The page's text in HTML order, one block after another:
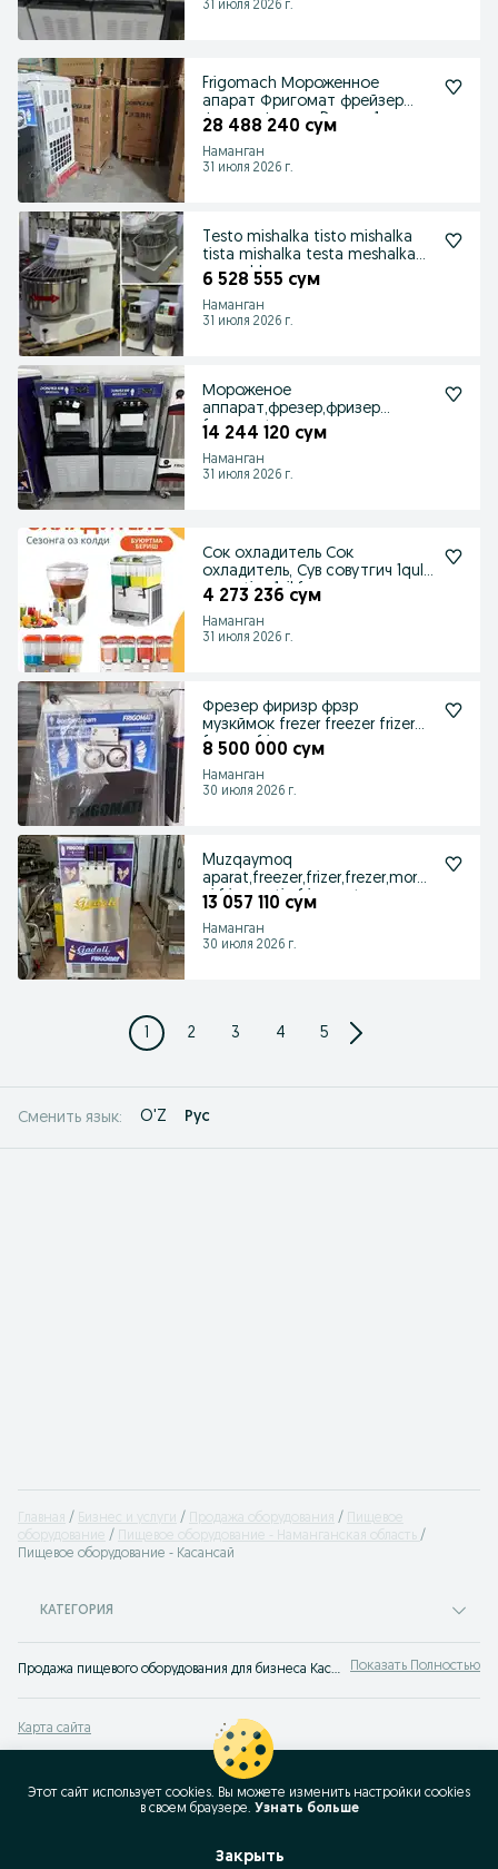
31 июля 2026 г.
Frigomach Мороженное
апарат Фригомат фрейзер
фризер фрезер Donper 1y
28 488 240 сум
Наманган
31 июля 2026 г.
Testo mishalka tisto mishalka
tista mishalka testa meshalka
va pechlar
6 528 555 сум
Наманган
31 июля 2026 г.
Мороженое
аппарат,фрезер,фризер
fergomat
14 244 120 сум
Наманган
31 июля 2026 г.
Сок охладитель Сок
охладитель, Сув совутгич 1qul
garantiya 1yil,frezer
4 273 236 сум
Наманган
31 июля 2026 г.
Фрезер фиризр фрзр
музкймок frezer freezer frizer
freyzer frizr
8 500 000 сум
Наманган
30 июля 2026 г.
Muzqaymoq
aparat,freezer,frizer,frezer,moroj
ni,frigomatic,frigomat,non
13 057 110 сум
Наманган
30 июля 2026 г.
1 2 3 4 5
Сменить язык: O'Z Рус
Главная Бизнес и услуги Продажа оборудования
Пищевое
оборудование
Пищевое оборудование - Наманганская область
Пищевое оборудование - Касансай
КАТЕГОРИЯ
Продажа пищевого оборудования для бизнеса Касансай ✔️ Большой выбор техники для ресторанов, кафе и других заведений общепита на OLX.uz! Показать Полностью
Карта сайта
Карта бизнес-страницы
Популярные запросы
Этот сайт использует cookies. Вы можете изменить настройки cookies
в своeм браузере. Узнать больше
Закрыть